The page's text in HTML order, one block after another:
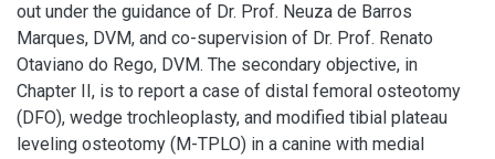
out under the guidance of Dr. Prof. Neuza de Barros
Marques, DVM, and co-supervision of Dr. Prof. Renato
Otaviano do Rego, DVM. The secondary objective, in
Chapter II, is to report a case of distal femoral osteotomy
(DFO), wedge trochleoplasty, and modified tibial plateau
leveling osteotomy (M-TPLO) in a canine with medial